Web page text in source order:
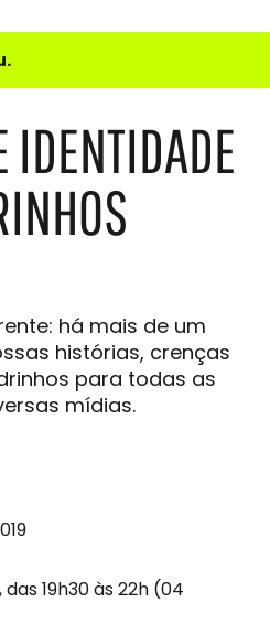
IDENTIDADE
há mais de um
histórias, crenças
para todas as
mídias.
19h30 às 22h (04